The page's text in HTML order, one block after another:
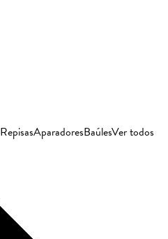
RepisasAparadoresBaúlesVer todos